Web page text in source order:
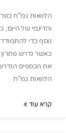
הלוואות גמ"ח
והדינמי של היום,
נוסף כדי
כאשר נדרש
את הכספים
הלוואות גמ"ח
קרא עוד »